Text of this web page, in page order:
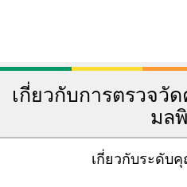
เกี่ยวกับการตรวจ
มล
เกี่ยวกับระดับ